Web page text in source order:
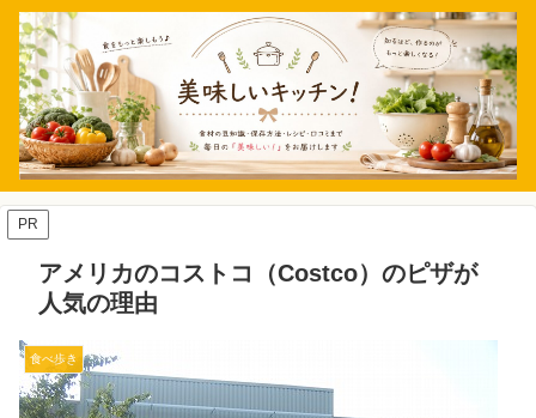
PR
アメリカのコストコ（Costco）のピザが
人気の理由
食べ歩き